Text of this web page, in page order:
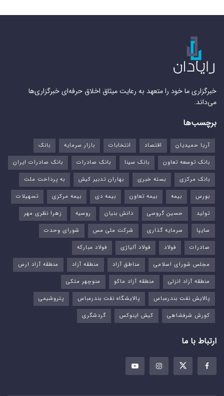
خبرگزاری ما خود را متعهد به رعایت میثاق اخلاق حرفه‌ای خبرگزاری‌ها
می‌داند.
برچسب‌ها
آریا حمیدیان اقتصاد انتخابات بازار سرمایه
بانک
بانک توسعه تعاون
بانک سینا بانک صادرات
بانک صادرات ایران
بانک مرکزی
بسته خبری بهاران تدبیر کیش
به پرداخت ملت
بورس‌
بیمه بیمه تعاون بیمه دی بیمه مرکزی
تسهیلات
تولید
حسین گروسی دانش بنیان روسیه
زهرا نظری مهر
سایپا
سرمایه گذاری شرکت ملی مس
شورای وحدت
صادرات
فولاد فولاد آلیاژی
فولاد مبارکه
مجلس شورای اسلامی
مناطق آزاد منطقه آزاد
منطقه آزاد ارس
منطقه آزاد انزلی
منطقه آزاد ماکو
منوچهر متکی
پالایش نفت بندرعباس
پالایشگاه نفت بندرعباس
پتروشیمی
کورش شرفشاهی
کیش اینوکس گردشگری
ارتباط با ما